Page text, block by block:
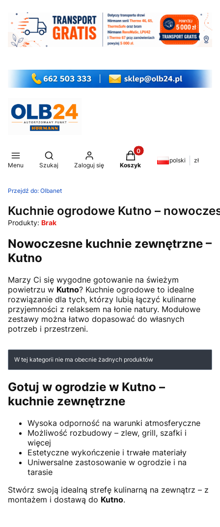
Menu
Otwórz wyszukiwarkę
Szukaj Zaloguj się
Produkty w koszyku: 0.
Koszyk
polski zł
Przejdź do: Olbanet
Kuchnie ogrodowe Kutno –
Produkty: Brak
Nowoczesne kuchnie zewnętrzne –
Kutno
Marzy Ci się wygodne gotowanie na świeżym
powietrzu w Kutno? Kuchnie ogrodowe to idealne
rozwiązanie dla tych, którzy lubią łączyć kulinarne
przyjemności z relaksem na łonie natury. Modułowe
zestawy można łatwo dopasować do własnych
potrzeb i przestrzeni.
Lista produktów
W tej kategorii nie ma obecnie żadnych produktów
Gotuj w ogrodzie w Kutno –
kuchnie zewnętrzne
Wysoka odporność na warunki atmosferyczne
Możliwość rozbudowy – zlew, grill, szafki i
więcej
Estetyczne wykończenie i trwałe materiały
Uniwersalne zastosowanie w ogrodzie i na
tarasie
Stwórz swoją idealną strefę kulinarną na zewnątrz – z
montażem i dostawą do Kutno.